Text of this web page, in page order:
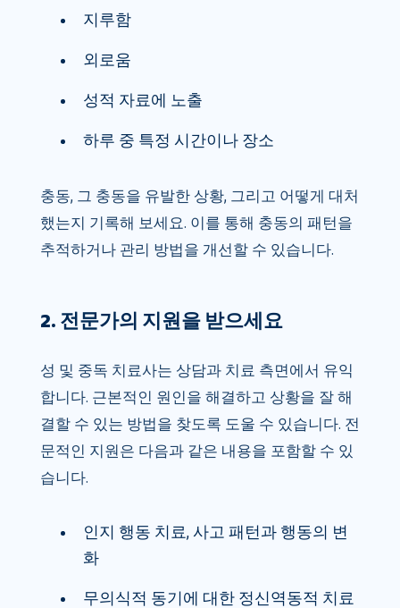
지루함
외로움
성적 자료에 노출
하루 중 특정 시간이나 장소
충동, 그 충동을 유발한 상황, 그리고 어떻게 대처
했는지 기록해 보세요. 이를 통해 충동의 패턴을
추적하거나 관리 방법을 개선할 수 있습니다.
2. 전문가의 지원을 받으세요
성 및 중독 치료사는 상담과 치료 측면에서 유익
합니다. 근본적인 원인을 해결하고 상황을 잘 해
결할 수 있는 방법을 찾도록 도울 수 있습니다. 전
문적인 지원은 다음과 같은 내용을 포함할 수 있
습니다.
인지 행동 치료, 사고 패턴과 행동의 변
화
무의식적 동기에 대한 정신역동적 치료